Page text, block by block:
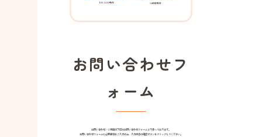
9:00-24:00受付 24時間受付
お問い合わせフ
ォーム
お問い合わせ・ご相談は下記のお問い合わせフォームより承っております。
お問い合わせフォームに必要事項をご入力の上、入力内容の確認ボタンをクリックしてください。